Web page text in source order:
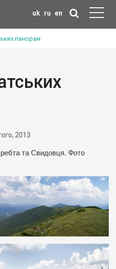
uk ru en
панорам
2013
та Свидовця. Фото